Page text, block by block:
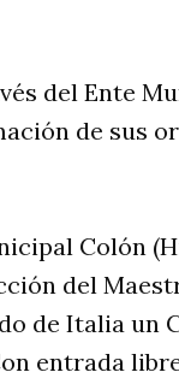
del Ente
de sus
Colón
del
de Italia un
entrada